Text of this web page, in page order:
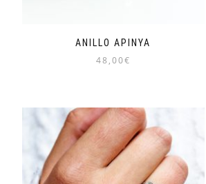
ANILLO APINYA
48,00€